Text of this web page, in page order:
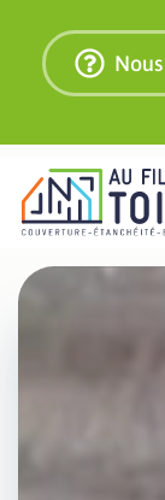
par le
toit -
pour